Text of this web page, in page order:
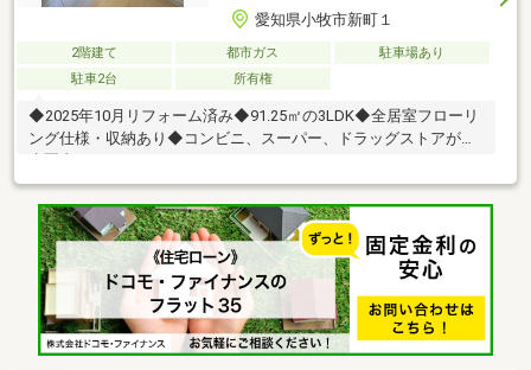
愛知県小牧市新町１
2階建て 都市ガス
駐車場あり
駐車2台
所有権
◆2025年10月リフォーム済み◆91.25㎡の3LDK◆全居室フローリ
ング仕様・収納あり◆コンビニ、スーパー、ドラッグストアが徒